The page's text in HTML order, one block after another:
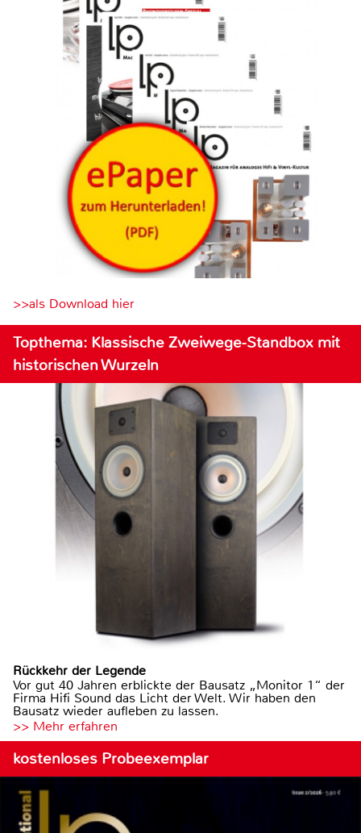
>>als Download hier
Topthema: Klassische Zweiwege-Standbox mit
historischen Wurzeln
Rückkehr der Legende
Vor gut 40 Jahren erblickte der Bausatz „Monitor 1“ der
Firma Hifi Sound das Licht der Welt. Wir haben den
Bausatz wieder aufleben zu lassen.
>> Mehr erfahren
kostenloses Probeexemplar